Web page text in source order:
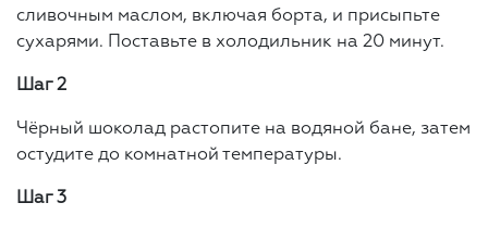
сливочным маслом, включая борта, и присыпьте
сухарями. Поставьте в холодильник на 20 минут.
Шаг 2
Чёрный шоколад растопите на водяной бане, затем
остудите до комнатной температуры.
Шаг 3